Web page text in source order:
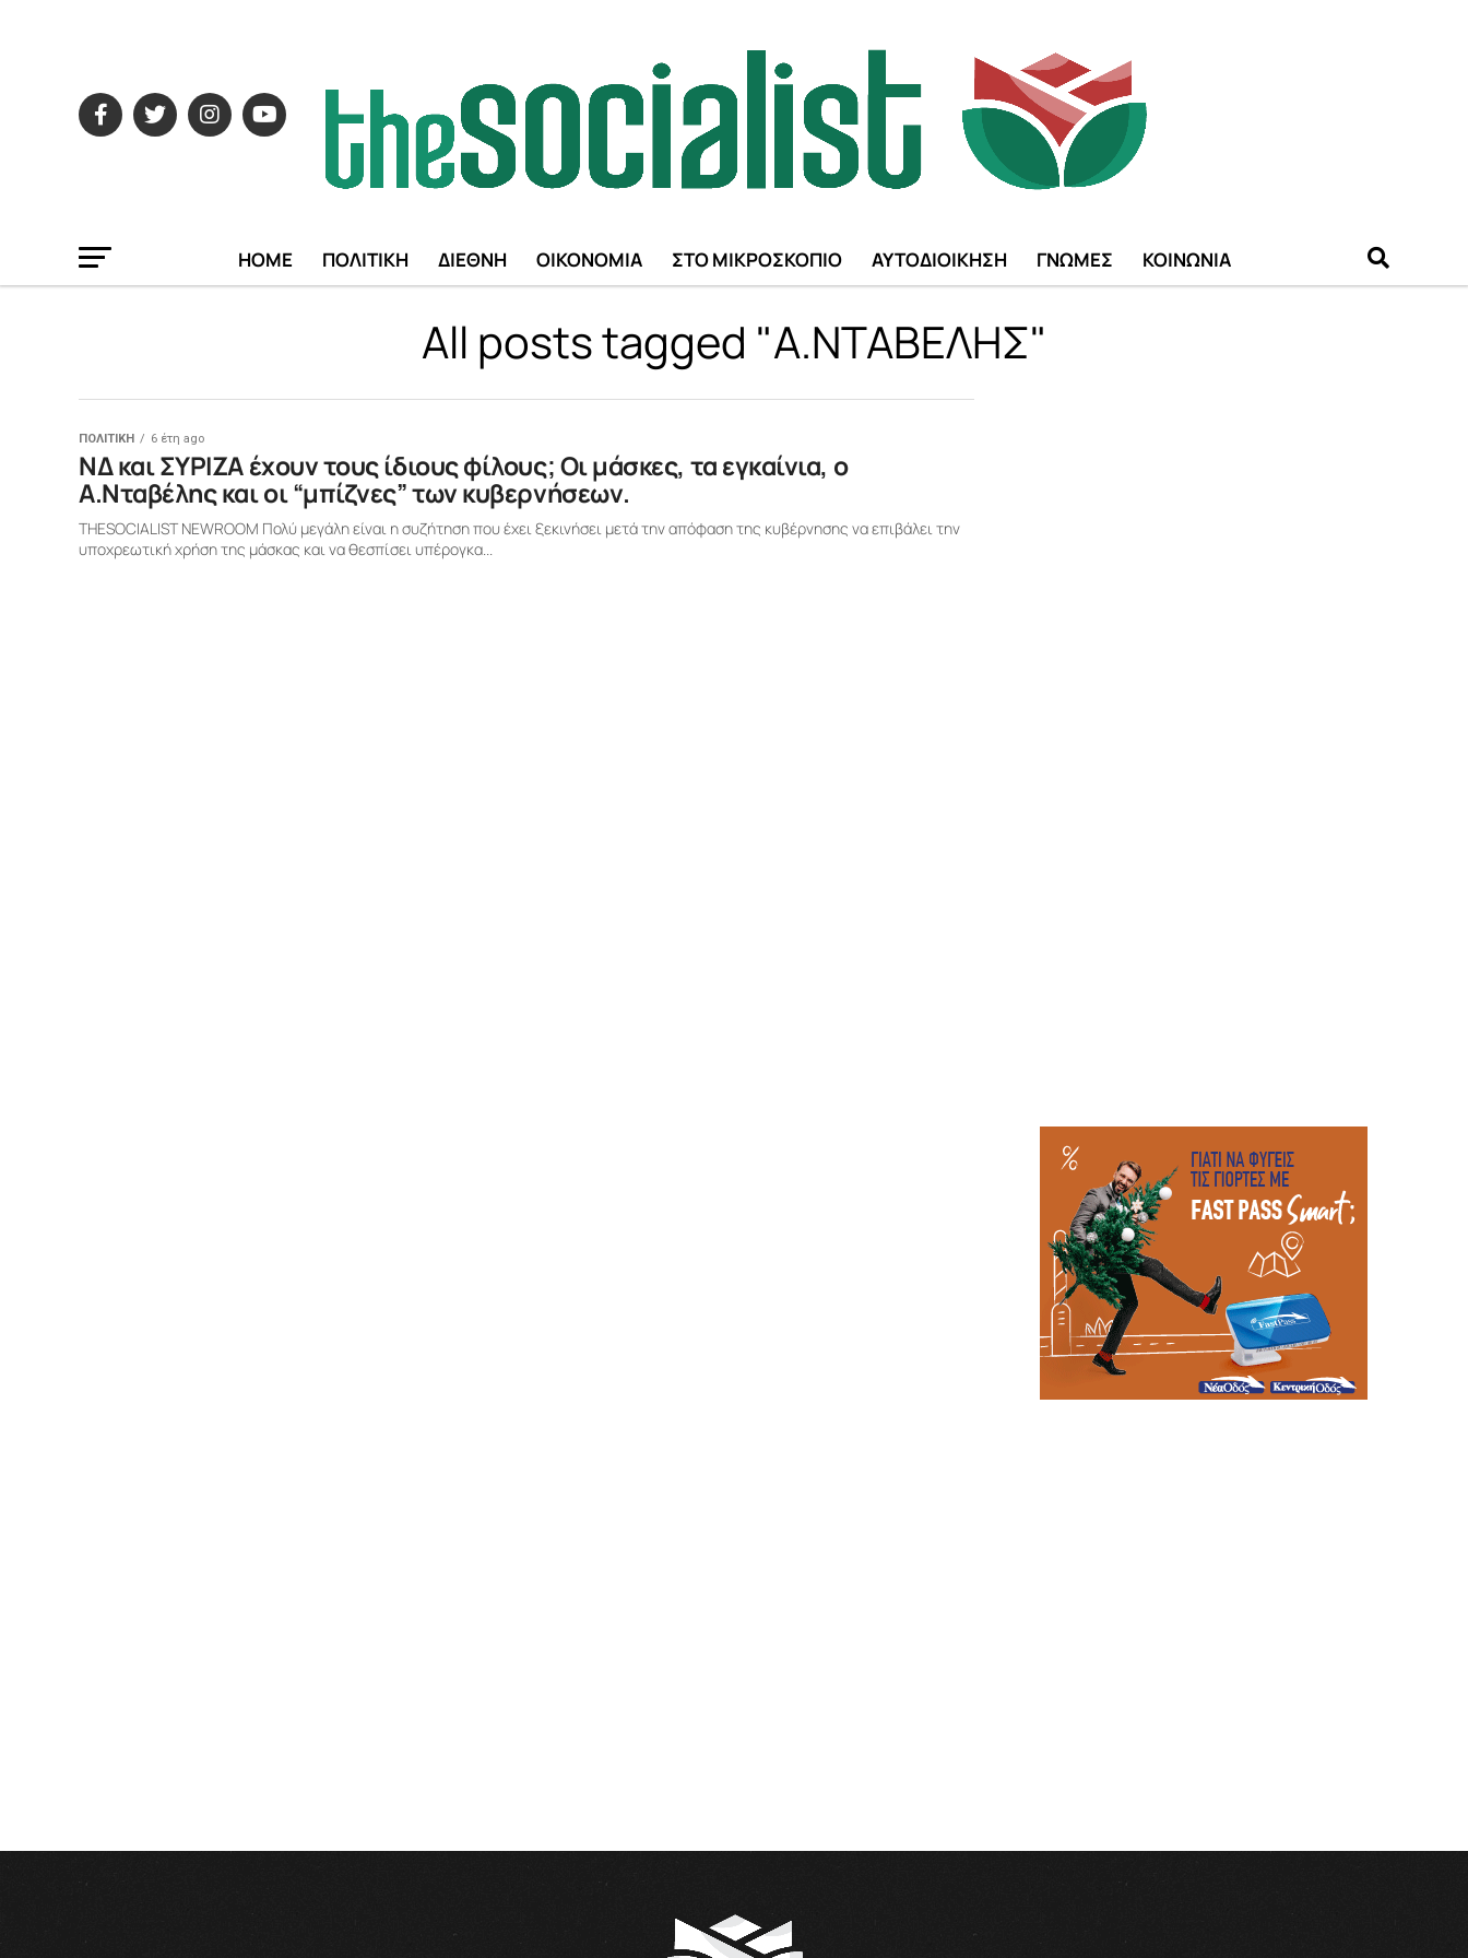
HOME ΠΟΛΙΤΙΚΗ ΔΙΕΘΝΗ ΟΙΚΟΝΟΜΙΑ ΣΤΟ ΜΙΚΡΟΣΚΟΠΙΟ ΑΥΤΟΔΙΟΙΚΗΣΗ ΓΝΩΜΕΣ ΚΟΙΝΩΝΙΑ
All posts tagged "Α.ΝΤΑΒΕΛΗΣ"
ΠΟΛΙΤΙΚΗ 6 έτη ago
ΝΔ και ΣΥΡΙΖΑ έχουν τους ίδιους φίλους; Οι μάσκες, τα εγκαίνια, ο
Α.Νταβέλης και οι “μπίζνες” των κυβερνήσεων.
THESOCIALIST NEWROOM Πολύ μεγάλη είναι η συζήτηση που έχει ξεκινήσει μετά την απόφαση της κυβέρνησης να επιβάλει την
υποχρεωτική χρήση της μάσκας και να θεσπίσει υπέρογκα...